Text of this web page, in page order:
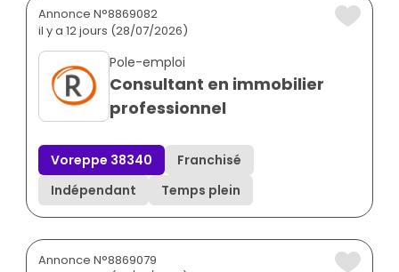
Annonce N°8869082
il y a 12 jours (28/07/2026)
Pole-emploi
Consultant en immobilier
professionnel
Voreppe 38340
Franchisé
Indépendant
Temps plein
Annonce N°8869079